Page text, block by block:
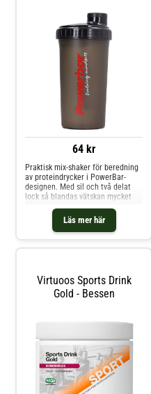
64 kr
Läs mer här
Praktisk mix-shaker för beredning
av proteindrycker i PowerBar-
designen. Med sil och två delat
lock så blandas vätskan mycket
klumpformationen reduceras
kraftigt. Shaken har en
fyllningskapacitet på 0,7 liter, är
Virtuoos Sports Drink
Gold - Bessen